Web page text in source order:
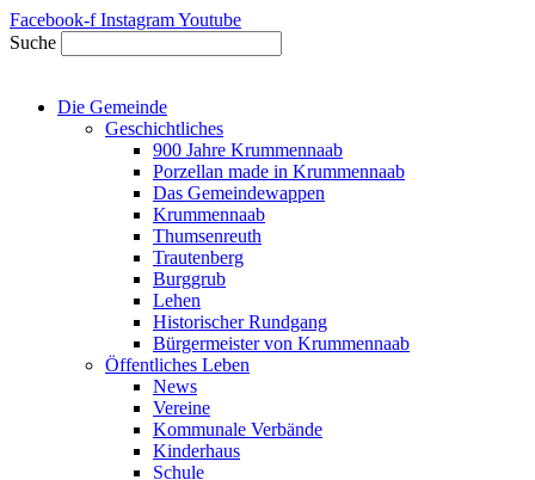
Zum
Inhalt
springen
Facebook-f InstagramYoutube
Suche
Die Gemeinde
Geschichtliches
900 Jahre Krummennaab
Porzellan made in Krummennaab
Das Gemeindewappen
Krummennaab
Thumsenreuth
Trautenberg
Burggrub
Lehen
Historischer Rundgang
Bürgermeister von Krummennaab
Öffentliches Leben
News
Vereine
Kommunale Verbände
Kinderhaus
Schule